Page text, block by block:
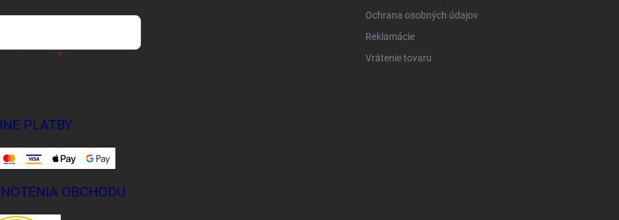
Ochrana osobných údajov
Reklamácie
Vrátenie tovaru
PLATBY
OBCHODU